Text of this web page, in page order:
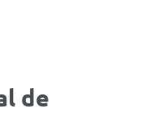
de